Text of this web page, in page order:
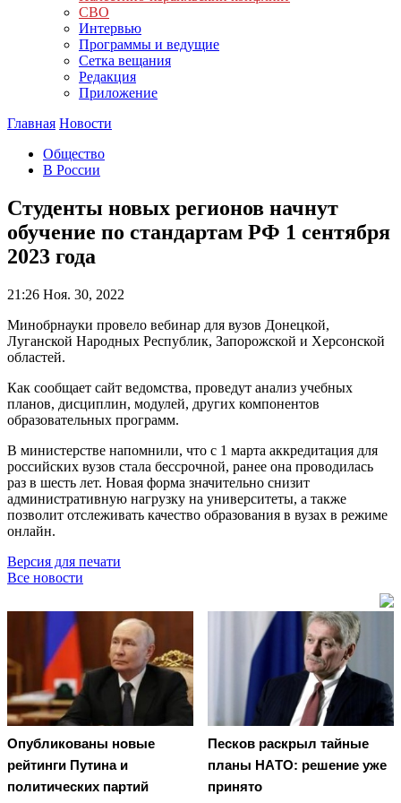
СВО
Интервью
Программы и ведущие
Сетка вещания
Редакция
Приложение
Главная Новости
Общество
В России
Студенты новых регионов начнут
обучение по стандартам РФ 1 сентября
2023 года
21:26 Ноя. 30, 2022
Минобрнауки провело вебинар для вузов Донецкой,
Луганской Народных Республик, Запорожской и Херсонской
областей.
Как сообщает сайт ведомства, проведут анализ учебных
планов, дисциплин, модулей, других компонентов
образовательных программ.
В министерстве напомнили, что с 1 марта аккредитация для
российских вузов стала бессрочной, ранее она проводилась
раз в шесть лет. Новая форма значительно снизит
административную нагрузку на университеты, а также
позволит отслеживать качество образования в вузах в режиме
онлайн.
Версия для печати
Все новости
Опубликованы новые
рейтинги Путина и
политических партий
Пecкoв рacкрыл тaйныe
плaны НAТO: рeшeниe ужe
принятo